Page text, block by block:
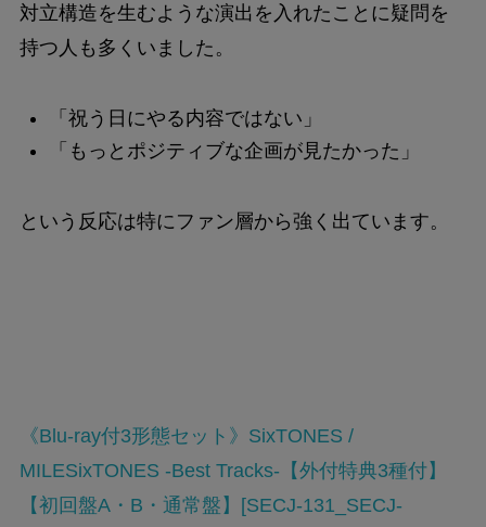
対立構造を生むような演出を入れたことに疑問を
持つ人も多くいました。
「祝う日にやる内容ではない」
「もっとポジティブな企画が見たかった」
という反応は特にファン層から強く出ています。
《Blu-ray付3形態セット》SixTONES /
MILESixTONES -Best Tracks-【外付特典3種付】
【初回盤A・B・通常盤】[SECJ-131_SECJ-